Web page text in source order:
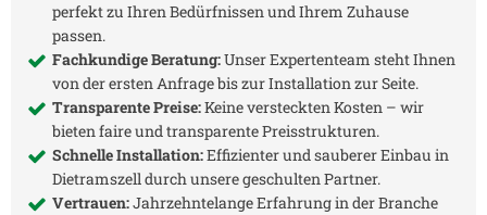
perfekt zu Ihren Bedürfnissen und Ihrem Zuhause
passen.
Fachkundige Beratung:Unser Expertenteam steht Ihnen
von der ersten Anfrage bis zur Installation zur Seite.
Transparente Preise:Keine versteckten Kosten – wir
bieten faire und transparente Preisstrukturen.
Schnelle Installation:Effizienter und sauberer Einbau in
Dietramszelldurch unsere geschulten Partner.
Vertrauen:Jahrzehntelange Erfahrung in der Branche